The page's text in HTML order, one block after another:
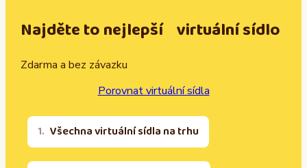
Najděte to nejlepší virtuální sídlo
Zdarma a bez závazku
Porovnat virtuální sídla
Všechna virtuální sídla na trhu